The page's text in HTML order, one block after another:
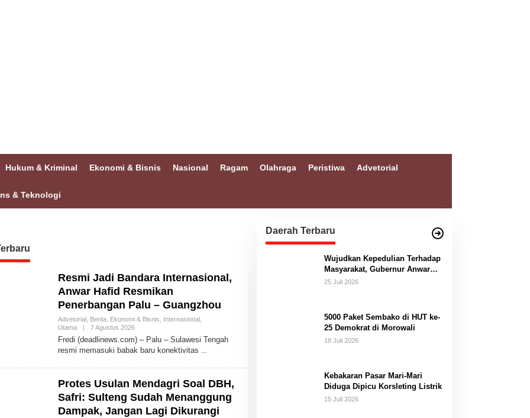
Hukum & Kriminal Ekonomi & Bisnis Nasional Ragam Olahraga Peristiwa Advetorial
& Teknologi
Resmi Jadi Bandara Internasional,
Anwar Hafid Resmikan
Penerbangan Palu – Guangzhou
Advetorial, Berita, Ekonomi & Bisnis Internasional,
Utama
| 7 Agustus 2026O
L
E
H
D
I
N
Fredi (deadlinews.com) – Palu – Sulawesi Tengah
resmi memasuki babak baru konektivitas
Protes Usulan Mendagri Soal DBH,
Safri: Sulteng Sudah Menanggung
Dampak, Jangan Lagi Dikurangi
Daerah Terbaru
Wujudkan Kepedulian Terhadap
Masyarakat, Gubernur Anwar
Hafid Bangun Jembatan
25 Juli 2026
5000 Paket Sembako di HUT ke-
25 Demokrat di Morowali
18 Juli 2026
Kebakaran Pasar Mari-Mari
Diduga Dipicu Korsleting Listrik
15 Juli 2026